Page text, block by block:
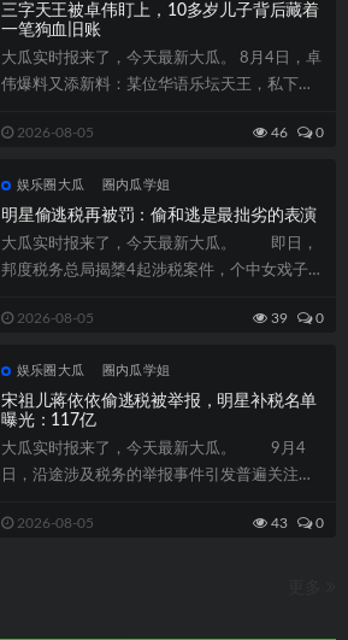
三字天王被卓伟盯上，10多岁儿子背后藏着
一笔狗血旧账
大瓜实时报来了，今天最新大瓜。 8月4日，卓
伟爆料又添新料：某位华语乐坛天王，私下有
2026-08-05 46 0
娱乐圈大瓜 圈内瓜学姐
明星偷逃税再被罚：偷和逃是最拙劣的表演
大瓜实时报来了，今天最新大瓜。 即日，
邦度税务总局揭橥4起涉税案件，个中女戏子袁
2026-08-05 39 0
娱乐圈大瓜 圈内瓜学姐
宋祖儿蒋依依偷逃税被举报，明星补税名单
曝光：117亿
大瓜实时报来了，今天最新大瓜。 9月4
日，沿途涉及税务的举报事件引发普遍关注，
2026-08-05 43 0